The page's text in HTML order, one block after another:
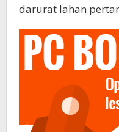
darurat lahan